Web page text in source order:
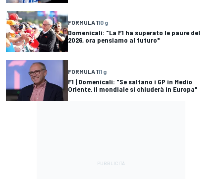
FORMULA 110 g
Domenicali: "La F1 ha superato le paure del
2026, ora pensiamo al futuro"
FORMULA 111 g
F1 | Domenicali: "Se saltano i GP in Medio
Oriente, il mondiale si chiuderà in Europa"